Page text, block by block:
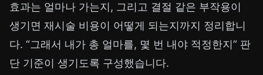
효과는 얼마나 가는지, 그리고 결절 같은 부작용이
생기면 재시술 비용이 어떻게 되는지까지 정리합니
다. “그래서 내가 총 얼마를, 몇 번 내야 적정한지” 판
단 기준이 생기도록 구성했습니다.